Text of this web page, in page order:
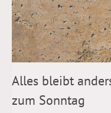
Alles bleibt
zum Sonntag